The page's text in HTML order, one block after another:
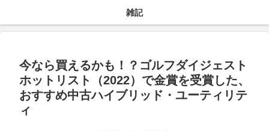
雑記
今なら買えるかも！？ゴルフダイジェスト
ホットリスト（2022）で金賞を受賞した、
おすすめ中古ハイブリッド・ユーティリテ
ィ